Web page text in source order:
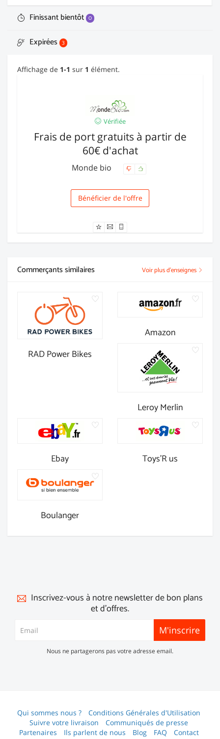
Finissant bientôt 0
Expirées 3
Affichage de 1-1 sur 1 élément.
Vérifiée
Frais de port gratuits à partir de
60€ d'achat
Monde bio
Livraison
Bénéficier de l'offre
Commerçants similaires Voir plus d'enseignes
RAD Power Bikes
Amazon
Leroy Merlin
Ebay Toys'R us
Boulanger
Inscrivez-vous à notre newsletter de bon plans
et d'offres.
M'inscrire
Nous ne partagerons pas votre adresse email.
Qui sommes nous ?
Conditions Générales d'Utilisation
Suivre votre livraison
Communiqués de presse
Partenaires
Ils parlent de nous Blog FAQ Contact